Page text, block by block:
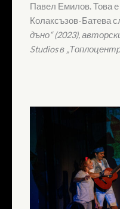
Павел Емилов. Това е
Колаксъзов-Батева
дъно“ (2023),
Studios в